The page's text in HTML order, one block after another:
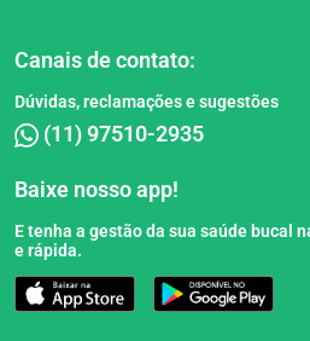
Canais de contato:
Dúvidas, reclamações e sugestões
(11) 97510-2935
Baixe nosso app!
E tenha a gestão da sua saúde bucal
e rápida.